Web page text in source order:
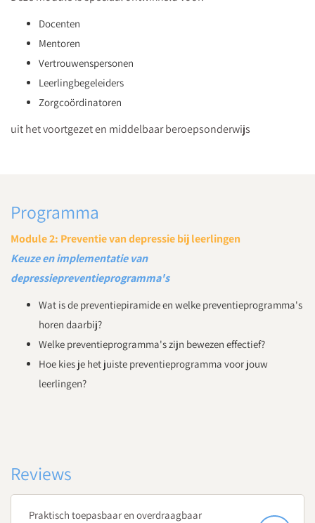
Docenten
Mentoren
Vertrouwenspersonen
Leerlingbegeleiders
Zorgcoördinatoren
uit het voortgezet en middelbaar beroepsonderwijs
Programma
Module 2: Preventie van depressie bij leerlingen
Keuze en implementatie van
depressiepreventieprogramma's
Wat is de preventiepiramide en welke preventieprogramma's
horen daarbij?
Welke preventieprogramma's zijn bewezen effectief?
Hoe kies je het juiste preventieprogramma voor jouw
leerlingen?
Reviews
Praktisch toepasbaar en overdraagbaar